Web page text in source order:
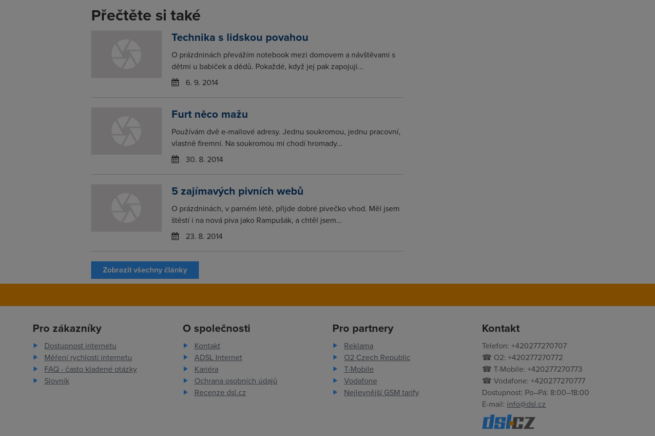
Přečtěte si také
Technika s lidskou povahou
O prázdninách převážím notebook mezi domovem a návštěvami s
dětmi u babiček a dědů. Pokaždé, když jej pak zapojuji...
6. 9. 2014
Furt něco mažu
Používám dvě e-mailové adresy. Jednu soukromou, jednu pracovní,
vlastně firemní. Na soukromou mi chodí hromady...
30. 8. 2014
5 zajímavých pivních webů
O prázdninách, v parném létě, přijde dobré pivečko vhod. Měl jsem
štěstí i na nová piva jako Rampušák, a chtěl jsem...
23. 8. 2014
Zobrazit všechny články
Pro zákazníky
Dostupnost internetu
Měření rychlosti internetu
FAQ - často kladené otázky
Slovník
O společnosti
Kontakt
ADSL Internet
Kariéra
Ochrana osobních údajů
Recenze dsl.cz
Pro partnery
Reklama
O2 Czech Republic
T-Mobile
Vodafone
Nejlevnější GSM tarify
Kontakt
Telefon: +420277270707
☎ O2: +420277270772
☎ T-Mobile: +420277270773
☎ Vodafone: +420277270777
Dostupnost: Po–Pá: 8:00–18:00
E-mail: info@dsl.cz